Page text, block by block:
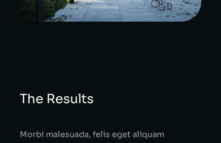
The Results
Morbi malesuada, felis eget aliquam